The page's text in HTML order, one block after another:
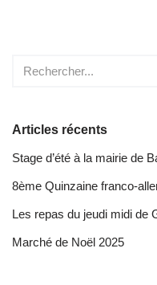
Articles récents
Stage d’été à la mairie de
8ème Quinzaine franco-
Les repas du jeudi midi de
Marché de Noël 2025